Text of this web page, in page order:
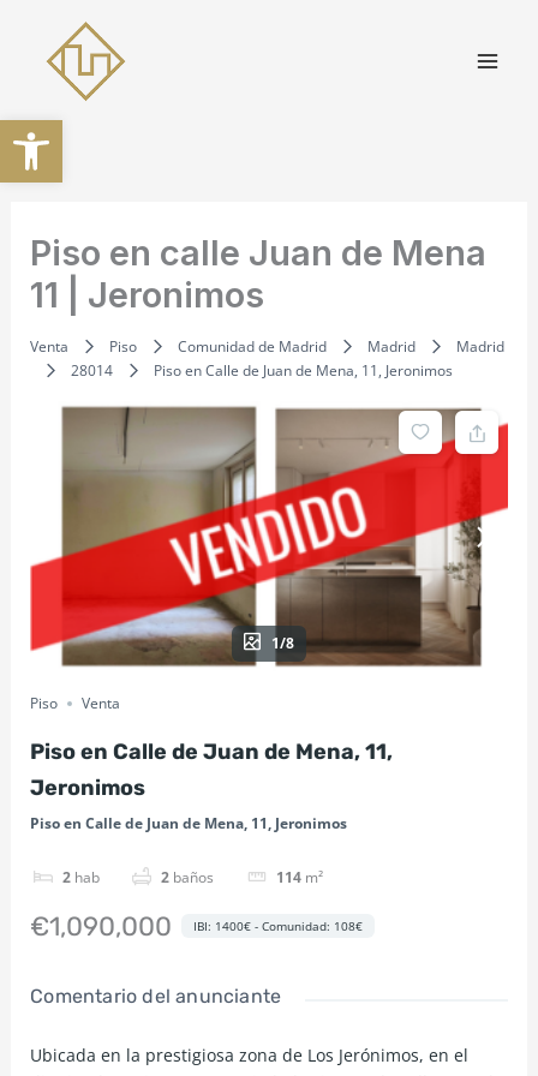
Abrir barra de herramientas
contenido
Piso en calle Juan de Mena
11 | Jeronimos
Venta Piso Comunidad de Madrid Madrid
Madrid
28014
Piso en Calle de Juan de Mena, 11, Jeronimos
1/8
Piso Venta
Piso en Calle de Juan de Mena, 11,
Jeronimos
Piso en Calle de Juan de Mena, 11, Jeronimos
2 hab 2 baños 114 m²
€1,090,000 IBI: 1400€ - Comunidad: 108€
Comentario del anunciante
Ubicada en la prestigiosa zona de Los Jerónimos, en el